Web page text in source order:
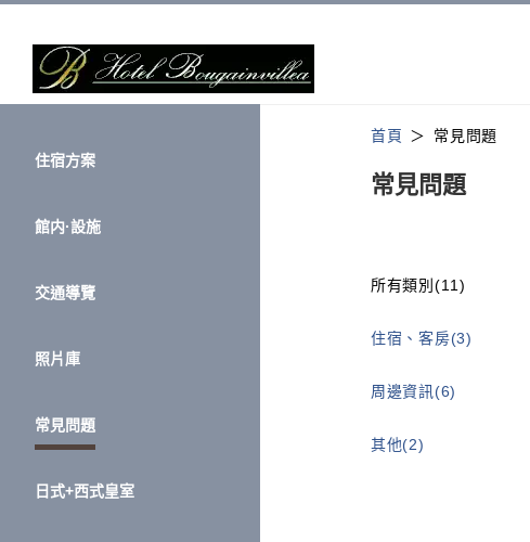
住宿方案
館内·設施
交通導覽
照片庫
常見問題
日式+西式皇室
首頁 常見問題
常見問題
所有類別(11)
住宿、客房(3)
周邊資訊(6)
其他(2)